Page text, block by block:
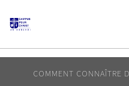
AFRICA
AMERICA /
OCEANIA
COMMENT CONNAÎTRE